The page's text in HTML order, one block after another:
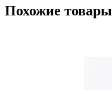
Похожие товары